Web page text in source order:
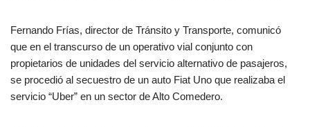
Fernando Frías, director de Tránsito y Transporte, comunicó
que en el transcurso de un operativo vial conjunto con
propietarios de unidades del servicio alternativo de pasajeros,
se procedió al secuestro de un auto Fiat Uno que realizaba el
servicio “Uber” en un sector de Alto Comedero.